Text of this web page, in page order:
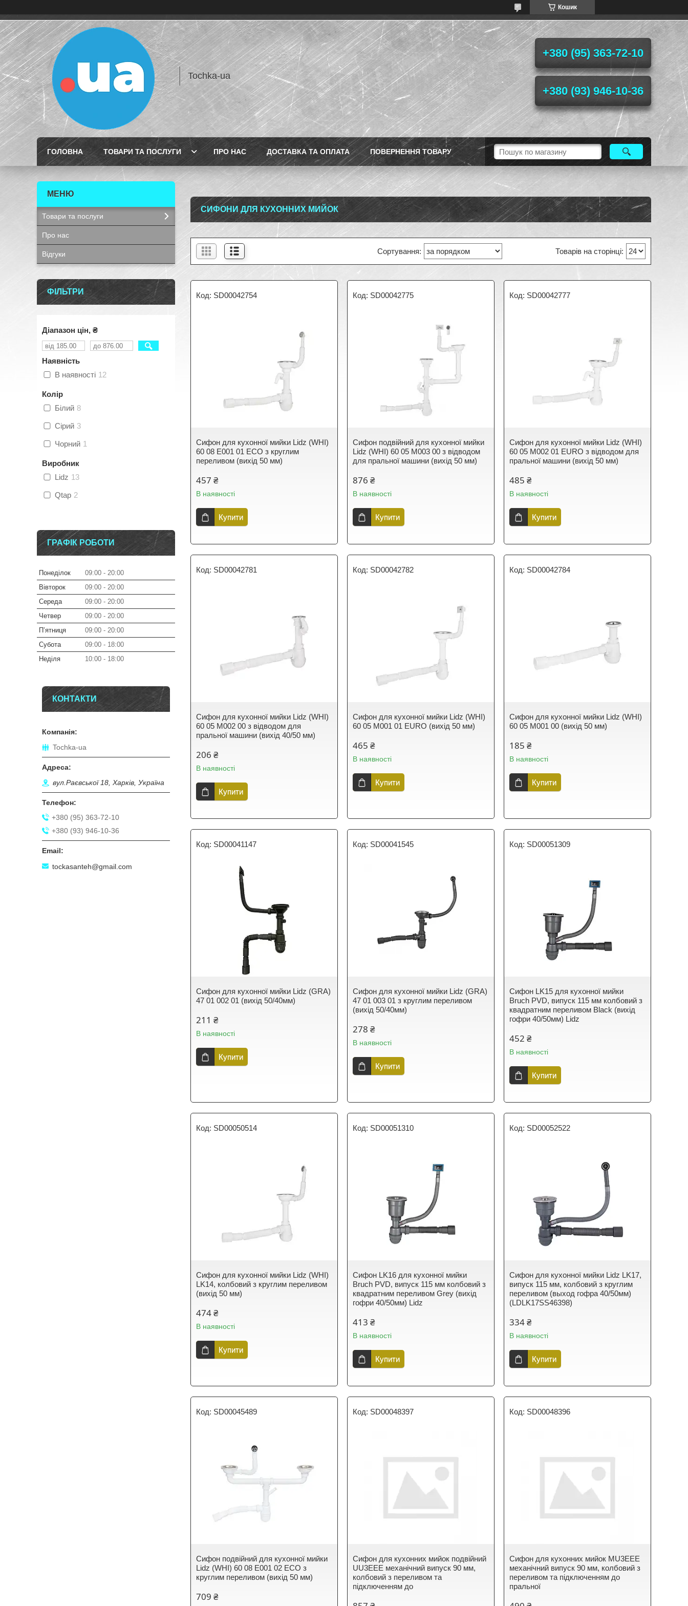
Кошик
Tochka-ua
+380 (95) 363-72-10
+380 (93) 946-10-36
ГОЛОВНА ТОВАРИ ТА ПОСЛУГИ ПРО НАС ДОСТАВКА ТА ОПЛАТА ПОВЕРНЕННЯ ТОВАРУ
СИФОНИ ДЛЯ КУХОННИХ МИЙОК
SD00042754
Сифон для кухонної мийки Lidz (WHI)
60 08 E001 01 ECO з круглим
переливом (вихід 50 мм)
457 ₴
В наявності
Купити
SD00042775
Сифон подвійний для кухонної мийки
Lidz (WHI) 60 05 M003 00 з відводом
для пральної машини (вихід 50 мм)
876 ₴
В наявності
Купити
SD00042777
Сифон для кухонної мийки Lidz (WHI)
60 05 M002 01 EURO з відводом для
пральної машини (вихід 50 мм)
485 ₴
В наявності
Купити
SD00042781
Сифон для кухонної мийки Lidz (WHI)
60 05 M002 00 з відводом для
пральної машини (вихід 40/50 мм)
206 ₴
В наявності
Купити
SD00042782
Сифон для кухонної мийки Lidz (WHI)
60 05 M001 01 EURO (вихід 50 мм)
465 ₴
В наявності
Купити
SD00042784
Сифон для кухонної мийки Lidz (WHI)
60 05 M001 00 (вихід 50 мм)
185 ₴
В наявності
Купити
SD00041147
Сифон для кухонної мийки Lidz (GRA)
47 01 002 01 (вихід 50/40мм)
211 ₴
В наявності
Купити
SD00041545
Сифон для кухонної мийки Lidz (GRA)
47 01 003 01 з круглим переливом
(вихід 50/40мм)
278 ₴
В наявності
Купити
SD00051309
Сифон LK15 для кухонної мийки
Bruch PVD, випуск 115 мм колбовий з
квадратним переливом Black (вихід
гофри 40/50мм) Lidz
452 ₴
В наявності
Купити
SD00050514
Сифон для кухонної мийки Lidz (WHI)
LK14, колбовий з круглим переливом
(вихід 50 мм)
474 ₴
В наявності
Купити
SD00051310
Сифон LK16 для кухонної мийки
Bruch PVD, випуск 115 мм колбовий з
квадратним переливом Grey (вихід
гофри 40/50мм) Lidz
413 ₴
В наявності
Купити
SD00052522
Сифон для кухонної мийки Lidz LK17,
випуск 115 мм, колбовий з круглим
переливом (выход гофра 40/50мм)
(LDLK17SS46398)
334 ₴
В наявності
Купити
SD00045489
Сифон подвійний для кухонної мийки
Lidz (WHI) 60 08 E001 02 ECO з
круглим переливом (вихід 50 мм)
709 ₴
SD00048397
Сифон для кухонних мийок подвійний
UU3EEE механічний випуск 90 мм,
колбовий з переливом та
підключенням до
SD00048396
Сифон для кухонних мийок MU3EEE
механічний випуск 90 мм, колбовий з
переливом та підключенням до
пральної
Товари та послуги
Про нас
Відгуки
ФІЛЬТРИ
Діапазон цін, ₴
Наявність
В наявності 12
Колір
Білий 8
Сірий 3
Чорний 1
Виробник
Lidz 13
Qtap 2
ГРАФІК РОБОТИ
Понеділок 09:00
20:00
Вівторок
09:00
20:00
Середа
09:00
20:00
Четвер
09:00
20:00
Пʼятниця
09:00
20:00
Субота
09:00
18:00
Неділя
10:00 18:00
КОНТАКТИ
Tochka-ua
вул.Раєвської 18, Харків, Україна
+380 (95) 363-72-10
+380 (93) 946-10-36
tockasanteh@gmail.com